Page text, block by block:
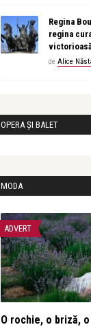
Regina
regina
de Alice
OPERA ȘI BALET
MODA
ADVERT
O rochie, o briză,